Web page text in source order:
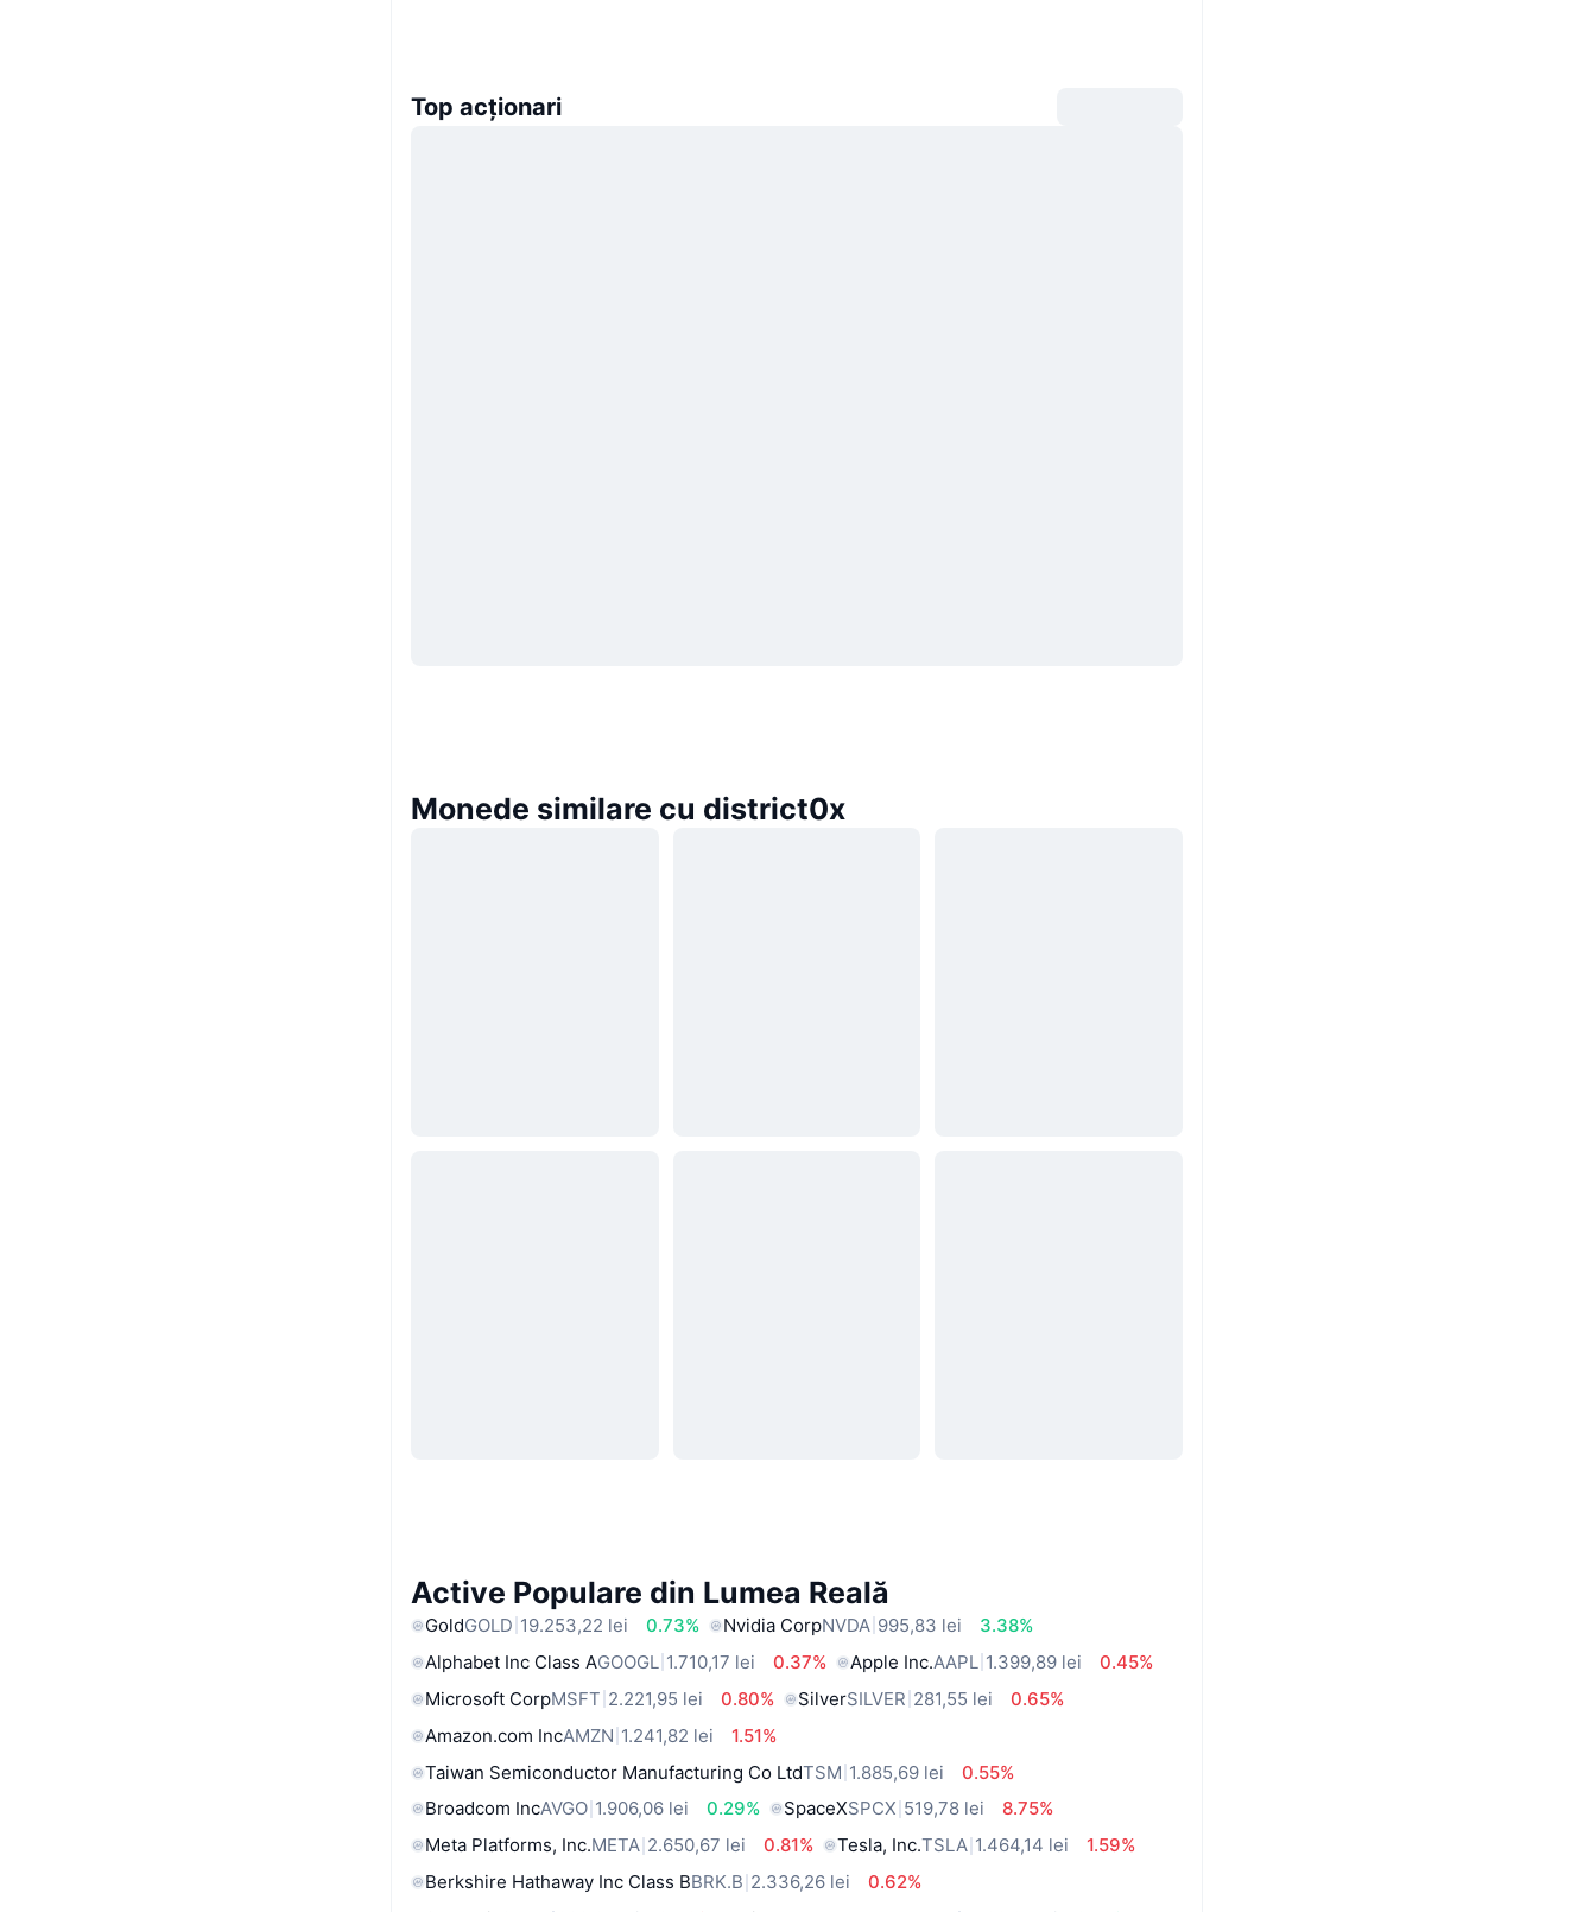
Top acționari
Monede similare cu district0x
Active Populare din Lumea Reală
GoldGOLD 19.253,22 lei 0.73% Nvidia CorpNVDA 995,83 lei
3.38%
Alphabet Inc Class AGOOGL 1.710,17 lei 0.37% Apple Inc.AAPL 1.399,89 lei
0.45%
Microsoft CorpMSFT 2.221,95 lei 0.80% SilverSILVER 281,55 lei
0.65%
Amazon.com IncAMZN 1.241,82 lei
1.51%
Taiwan Semiconductor Manufacturing Co LtdTSM 1.885,69 lei
0.55%
Broadcom IncAVGO 1.906,06 lei 0.29% SpaceXSPCX 519,78 lei
8.75%
Meta Platforms, Inc.META 2.650,67 lei 0.81% Tesla, Inc.TSLA 1.464,14 lei
1.59%
Berkshire Hathaway Inc Class BBRK.B 2.336,26 lei
0.62%